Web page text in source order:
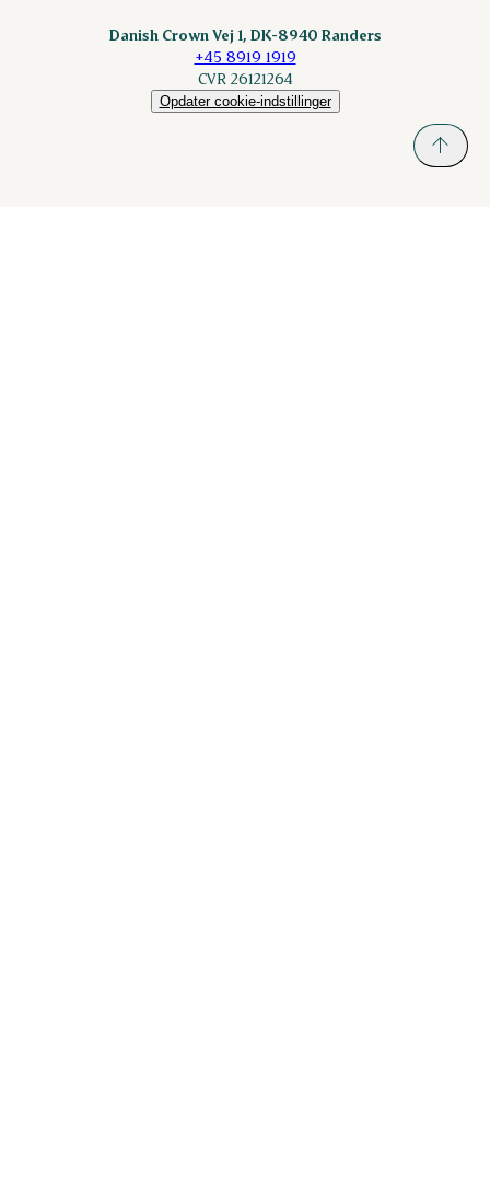
Danish Crown Vej 1, DK-8940 Randers
+45 8919 1919
CVR 26121264
Opdater cookie-indstillinger